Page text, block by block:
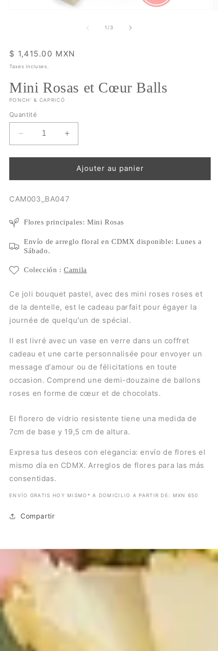
une
fenêtre
modale
1 /de
3
Prix
habituel
$ 1,415.00 MXN
Taxes incluses.
Mini Rosas et Cœur Balls
PONCH' & CAPRICÓ
Quantité
Réduire
la
quantité
Mini
et
Balls
Augmenter
la
quantité
Mini
et
Balls
Ajouter au panier
SKU:
CAM003_BA047
Flores principales: Mini Rosas
Envío de arreglo floral en CDMX disponible: Lunes a
Sábado.
Colección :Camila
Ce joli bouquet pastel, avec des mini roses roses et
de la dentelle, est le cadeau parfait pour égayer la
journée de quelqu'un de spécial.
Il est livré avec un vase en verre dans un coffret
cadeau et une carte personnalisée pour envoyer un
message d'amour ou de félicitations en toute
occasion. Comprend une demi-douzaine de ballons
roses en forme de cœur et de chocolats.
El florero de vidrio resistente tiene una medida de
7cm de base y 19,5 cm de altura.
Expresa tus deseos con elegancia: envío de flores el
mismo día en CDMX. Arreglos de flores para las más
consentidas.
ENVÍO GRATIS HOY MISMO* A DOMICILIO A PARTIR DE: MXN 650
Compartir